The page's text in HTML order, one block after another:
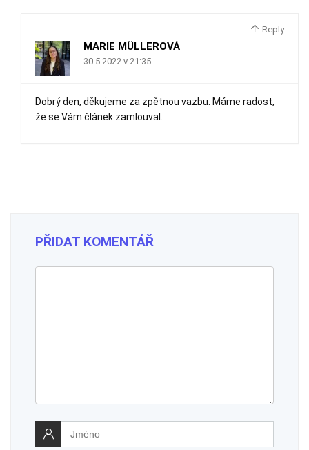
Reply
MARIE MÜLLEROVÁ
30.5.2022 v 21:35
Dobrý den, děkujeme za zpětnou vazbu. Máme radost,
že se Vám článek zamlouval.
PŘIDAT KOMENTÁŘ